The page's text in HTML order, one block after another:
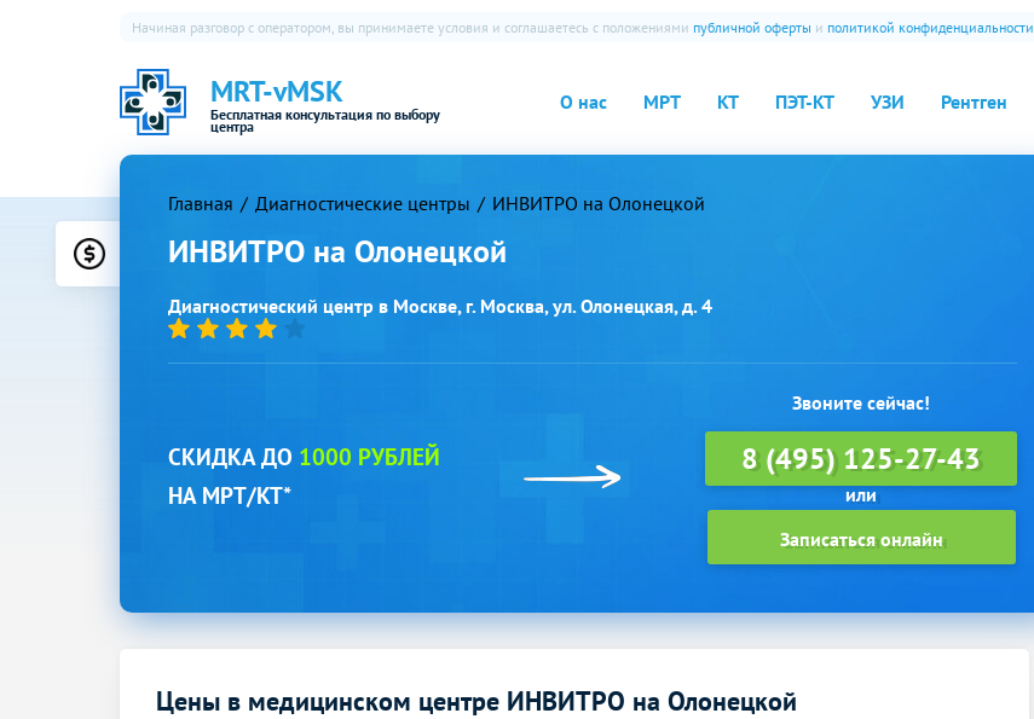
MRT-vMSK
Бесплатная консультация по выбору
центра
О нас МРТ КТ ПЭТ-КТ УЗИ Рентген
Начиная разговор с оператором, вы принимаете условия и соглашаетесь с положениями публичной оферты и политикой конфиденциальности
Главная Диагностические центры ИНВИТРО на Олонецкой
ИНВИТРО на Олонецкой
Диагностический центр в Москве, г. Москва, ул. Олонецкая, д. 4
СКИДКА ДО 1000 РУБЛЕЙ
НА МРТ/КТ*
Звоните сейчас!
8 (495) 125-27-43
Записаться онлайн
Цены в медицинском центре ИНВИТРО на Олонецкой